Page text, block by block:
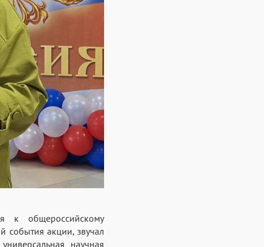
общероссийскому
события акции, звучал
научная